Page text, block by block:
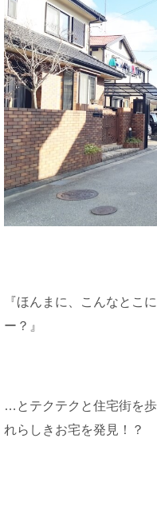
『ほんまに、こんなとこに
ー？』
…とテクテクと住宅街を
れらしきお宅を発見！？